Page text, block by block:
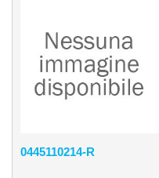
0445110214-R